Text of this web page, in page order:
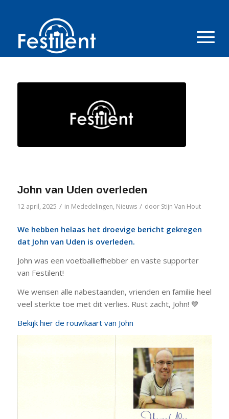
John van Uden overleden
12 april, 2025 / in Mededelingen, Nieuws / door Stijn Van Hout
We hebben helaas het droevige bericht gekregen
dat John van Uden is overleden.
John was een voetballiefhebber en vaste supporter
van Festilent!
We wensen alle nabestaanden, vrienden en familie heel
veel sterkte toe met dit verlies. Rust zacht, John! 💙
Bekijk hier de rouwkaart van John